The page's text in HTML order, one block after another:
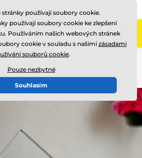
používají soubory cookie.
používají soubory cookie ke zlepšení
Používáním našich webových stránek
cookie v souladu s našimi zásadami
souborů cookie.
Pouze nezbytné
Souhlasím